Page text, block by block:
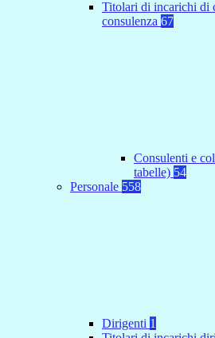
Titolari di incarichi di
consulenza 67
Consulenti e
tabelle) 54
Personale 558
Dirigenti 1